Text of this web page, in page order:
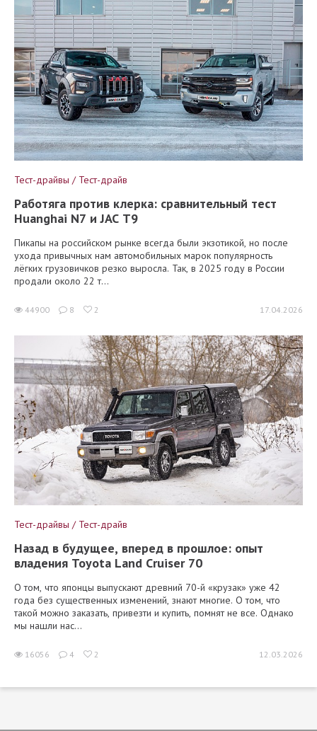
Тест-драйвы / Тест-драйв
Работяга против клерка: сравнительный тест
Huanghai N7 и JAC T9
Пикапы на российском рынке всегда были экзотикой, но после
ухода привычных нам автомобильных марок популярность
лёгких грузовичков резко выросла. Так, в 2025 году в России
продали около 22 т...
44900 8 2 17.04.2026
Тест-драйвы / Тест-драйв
Назад в будущее, вперед в прошлое: опыт
владения Toyota Land Cruiser 70
О том, что японцы выпускают древний 70-й «крузак» уже 42
года без существенных изменений, знают многие. О том, что
такой можно заказать, привезти и купить, помнят не все. Однако
мы нашли нас...
16056 4 2 12.03.2026